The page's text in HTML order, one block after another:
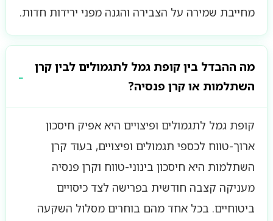
מחייבת שמירה על הצבירה והגנה מפני ירידות חדות.
מה ההבדל בין קופת גמל לתגמולים לבין קרן
השתלמות או קרן פנסיה?
קופת גמל לתגמולים ופיצויים היא אפיק חיסכון
ארוך-טווח לכספי תגמולים ופיצויים, בעוד קרן
השתלמות היא חיסכון בינוני-טווח וקרן פנסיה
מעניקה קצבה חודשית בפרישה לצד כיסויים
ביטוחיים. בכל אחד מהם בוחרים מסלול השקעה